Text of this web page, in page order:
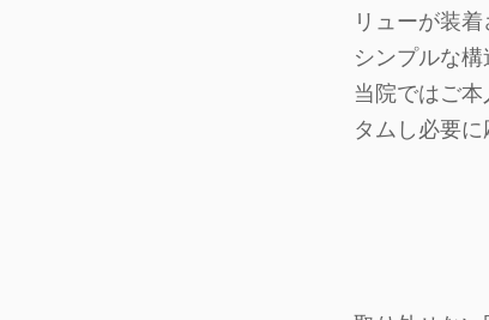
リューが装
シンプルな
当院ではご
タムし必要